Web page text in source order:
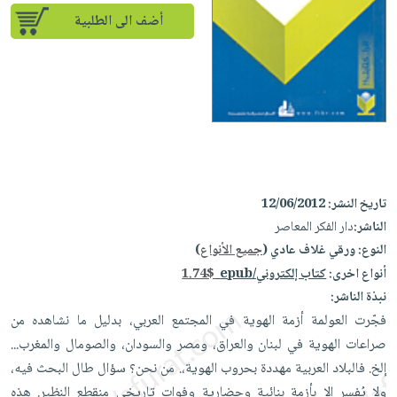
إختياراتنا
كتب
أكاديمية
صندوق
القراءة
iKitab
بلا
حدود
يتكرر
iKitab
على
Android
تحميل
iKitab
على
Apple
يتكرر
طرحها
تحميل
masmu3
masmu3
على
Apple
المواضيع
مبيعاً
وسائل
تعليمية
جوائز
تعليمية
الصحة
والعناية
الشخصية
أجهزة
العناية
الشخصية
العناية
وتصفيف
الشعر
العناية
بالجسم
المطبخ
والسفرة
جديد
الكل
أواني
الطهي
أدوات
متجر
الهدايا
أقسام
أضف الى الطلبية
تاريخ النشر:12/06/2012
الناشر:دار الفكر المعاصر
النوع:ورقي غلاف عادي (جميع الأنواع)
أنواع اخرى:كتاب إلكتروني/epub
1.74$
نبذة الناشر:
فجّرت العولمة أزمة الهوية في المجتمع العربي، بدليل ما نشاهده من
صراعات الهوية في لبنان والعراق، ومصر والسودان، والصومال والمغرب...
إلخ. فالبلاد العربية مهددة بحروب الهوية،. من نحن؟ سؤال طال البحث فيه،